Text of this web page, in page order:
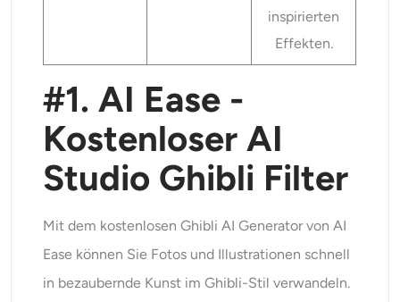
inspirierten
Effekten.
#1. AI Ease -
Kostenloser AI
Studio Ghibli Filter
Mit dem kostenlosen Ghibli AI Generator von AI
Ease können Sie Fotos und Illustrationen schnell
in bezaubernde Kunst im Ghibli-Stil verwandeln.